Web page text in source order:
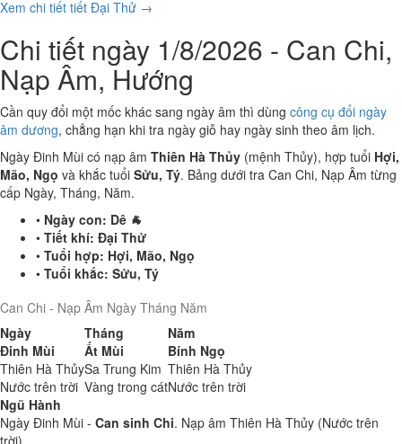
Xem chi tiết tiết Đại Thử →
Chi tiết ngày 1/8/2026 - Can Chi,
Nạp Âm, Hướng
Cần quy đổi một mốc khác sang ngày âm thì dùng công cụ đổi ngày
âm dương, chẳng hạn khi tra ngày giỗ hay ngày sinh theo âm lịch.
Ngày Đinh Mùi có nạp âm Thiên Hà Thủy (mệnh Thủy), hợp tuổi Hợi,
Mão, Ngọ và khắc tuổi Sửu, Tý. Bảng dưới tra Can Chi, Nạp Âm từng
cấp Ngày, Tháng, Năm.
• Ngày con: Dê 🐐
• Tiết khí: Đại Thử
• Tuổi hợp: Hợi, Mão, Ngọ
• Tuổi khắc: Sửu, Tý
Can Chi - Nạp Âm Ngày Tháng Năm
Ngày
Tháng
Năm
Đinh Mùi
Ất Mùi
Bính Ngọ
Thiên Hà ThủySa Trung Kim Thiên Hà Thủy
Nước trên trời Vàng trong cátNước trên trời
Ngũ Hành
Ngày Đinh Mùi - Can sinh Chi. Nạp âm Thiên Hà Thủy (Nước trên
trời).